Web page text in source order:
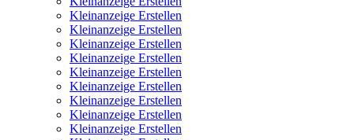
Kleinanzeige Erstellen
Kleinanzeige Erstellen
Kleinanzeige Erstellen
Kleinanzeige Erstellen
Kleinanzeige Erstellen
Kleinanzeige Erstellen
Kleinanzeige Erstellen
Kleinanzeige Erstellen
Kleinanzeige Erstellen